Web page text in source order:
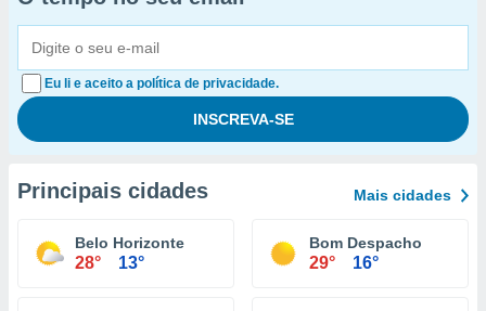
Eu li e aceito a política de privacidade.
Principais cidades Mais cidades
Belo Horizonte
28° 13°
Bom Despacho
29° 16°